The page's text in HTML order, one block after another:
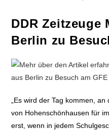
DDR Zeitzeuge
Berlin zu
„Es wird der Tag kommen,
von Hohenschönhausen für
erst, wenn in jedem